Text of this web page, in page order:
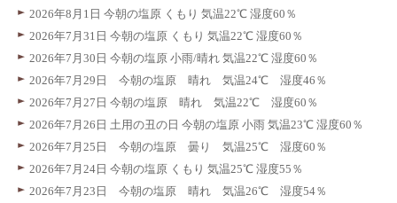
2026年8月1日 今朝の塩原 くもり 気温22℃ 湿度60％
2026年7月31日 今朝の塩原 くもり 気温22℃ 湿度60％
2026年7月30日 今朝の塩原 小雨/晴れ 気温22℃ 湿度60％
2026年7月29日 今朝の塩原 晴れ 気温24℃ 湿度46％
2026年7月27日 今朝の塩原 晴れ 気温22℃ 湿度60％
2026年7月26日 土用の丑の日 今朝の塩原 小雨 気温23℃ 湿度60％
2026年7月25日 今朝の塩原 曇り 気温25℃ 湿度60％
2026年7月24日 今朝の塩原 くもり 気温25℃ 湿度55％
2026年7月23日 今朝の塩原 晴れ 気温26℃ 湿度54％